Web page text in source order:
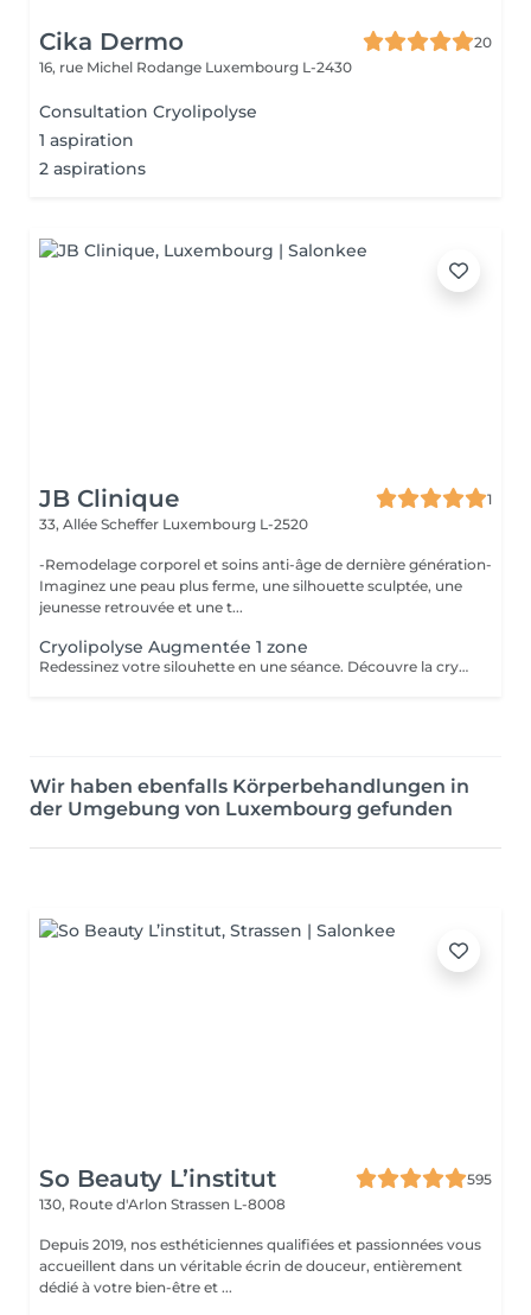
Cika Dermo
20
16, rue Michel Rodange Luxembourg L-2430
Consultation Cryolipolyse
1 aspiration
2 aspirations
JB Clinique
1
33, Allée Scheffer Luxembourg L-2520
-Remodelage corporel et soins anti-âge de dernière génération-
Imaginez une peau plus ferme, une silhouette sculptée, une
jeunesse retrouvée et une t...
Cryolipolyse Augmentée 1 zone
Redessinez votre silouhette en une séance. Découvre la cryolipolise augmentée, une technologie haute gamme, fariquée en France par ContourParis. Éliminez les amas graisseux grâce à l'efficacité du froid. Il est possible qu'il y ait des contre-indications à la réalisation de ce soin. Si vous n'êtes jamais venu, je vous conseille de réserver au préalable un bilan silhouette ou de téléphoner au cabinet.
Wir haben ebenfalls Körperbehandlungen in
der Umgebung von Luxembourg gefunden
So Beauty L’institut
595
130, Route d'Arlon Strassen L-8008
Depuis 2019, nos esthéticiennes qualifiées et passionnées vous
accueillent dans un véritable écrin de douceur, entièrement
dédié à votre bien-être et ...